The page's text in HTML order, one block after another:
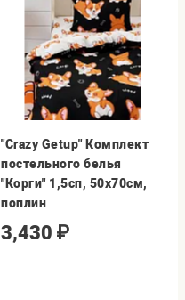
"Crazy Getup" Комплект
постельного белья
"Корги" 1,5сп, 50х70см,
поплин
3,430 ₽